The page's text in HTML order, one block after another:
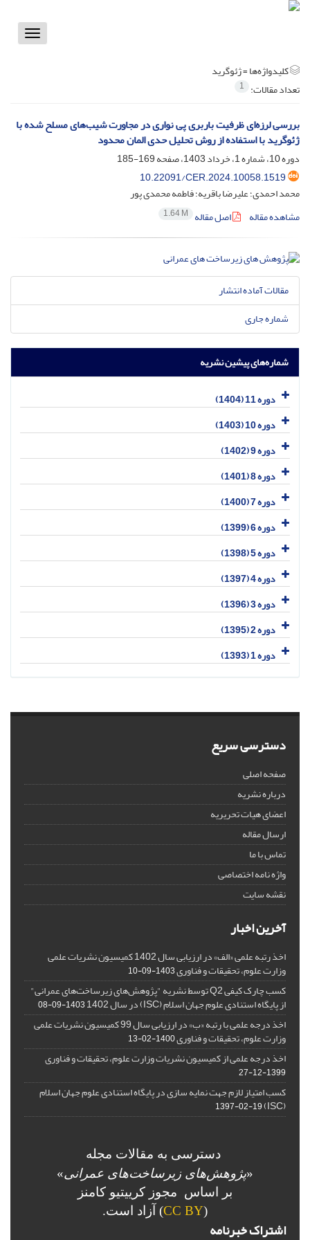
Toggle
کلیدواژه‌ها =ژئوگرید
تعداد مقالات: 1
بررسی لرزه‌ای ظرفیت باربری پی نواری در مجاورت شیب‌های مسلح شده با
ژئوگرید با استفاده از روش تحلیل حدی المان محدود
دوره 10، شماره 1، خرداد 1403، صفحه
169-185
10.22091/CER.2024.10058.1519
محمد احمدی؛ علیرضا باقریه؛ فاطمه محمدی پور
مشاهده مقاله
اصل مقاله 1.64 M
مقالات آماده انتشار
شماره جاری
شماره‌های پیشین نشریه
دوره 11 (1404)
دوره 10 (1403)
دوره 9 (1402)
دوره 8 (1401)
دوره 7 (1400)
دوره 6 (1399)
دوره 5 (1398)
دوره 4 (1397)
دوره 3 (1396)
دوره 2 (1395)
دوره 1 (1393)
دسترسی سریع
صفحه اصلی
درباره نشریه
اعضای هیات تحریریه
ارسال مقاله
تماس با ما
واژه نامه اختصاصی
نقشه سایت
آخرین اخبار
اخذ رتبه علمی «الف» در ارزیابی سال 1402 کمیسیون نشریات علمی
وزارت علوم، تحقیقات و فناوری1403-09-10
کسب چارک کیفی Q2 توسط نشریه "پژوهش‌های زیرساخت‌های عمرانی"
از پایگاه استنادی علوم جهان اسلام (ISC) در سال 1402 1403-09-08
اخذ درجه علمی با رتبه «ب» در ارزیابی سال 99 کمیسیون نشریات علمی
وزارت علوم، تحقیقات و فناوری1400-02-13
اخذ درجه علمی از کمیسیون نشریات وزارت علوم، تحقیقات و فناوری
1399-12-27
کسب امتیاز لازم جهت نمایه سازی در پایگاه استنادی علوم جهان اسلام
(ISC)
1397-02-19
دسترسی به مقالات مجله
«پژوهش‌های زیرساخت‌های عمرانی»
بر اساس مجوز کرییتیو کامنز
(
CC BY) آزاد است.
اشتراک خبرنامه